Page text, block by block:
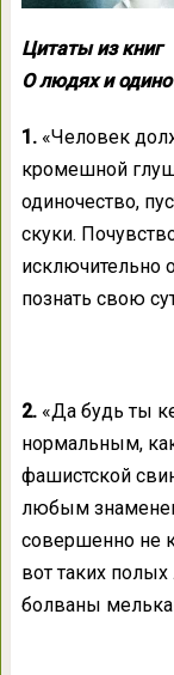
Цитаты из книг
О людях и
1.«Человек
кромешной
одиночество,
скуки.
исключительно
познать свою
2.«Да будь ты
нормальным,
фашистской
любым
совершенно не
вот таких
болваны